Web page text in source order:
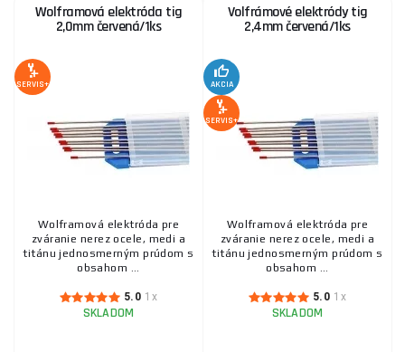
Volfrámové elektródy tig 3,2 mm zlatá/1ks
SKLADOM KÚPIŤ
Elektróda KOWAX E7018 3,2/350mm 5kg
21,80 €
Volfrámové elektródy tig 2,4 mm zlatá/1ks
SKLADOM 5,30 €
Wolframová elektróda tig
2,0mm červená/1ks
SERVIS+
Wolframová elektróda pre
zváranie nerez ocele, medi a
titánu jednosmerným prúdom s
obsahom ...
5.0 1x
SKLADOM
Volfrámové elektródy tig
2,4mm červená/1ks
AKCIA
SERVIS+
Wolframová elektróda pre
zváranie nerez ocele, medi a
titánu jednosmerným prúdom s
obsahom ...
5.0 1x
SKLADOM